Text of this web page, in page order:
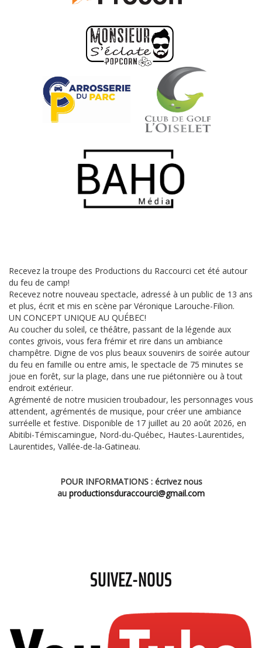
Recevez la troupe des Productions du Raccourci cet été autour
du feu de camp!
Recevez notre nouveau spectacle, adressé à un public de 13 ans
et plus, écrit et mis en scène par Véronique Larouche-Filion.
UN CONCEPT UNIQUE AU QUÉBEC!
Au coucher du soleil, ce théâtre, passant de la légende aux
contes grivois, vous fera frémir et rire dans un ambiance
champêtre. Digne de vos plus beaux souvenirs de soirée autour
du feu en famille ou entre amis, le spectacle de 75 minutes se
joue en forêt, sur la plage, dans une rue piétonnière ou à tout
endroit extérieur.
Agrémenté de notre musicien troubadour, les personnages vous
attendent, agrémentés de musique, pour créer une ambiance
surréelle et festive. Disponible de 17 juillet au 20 août 2026, en
Abitibi-Témiscamingue, Nord-du-Québec, Hautes-Laurentides,
Laurentides, Vallée-de-la-Gatineau.
POUR INFORMATIONS : écrivez nous
au productionsduraccourci@gmail.com
SUIVEZ-NOUS